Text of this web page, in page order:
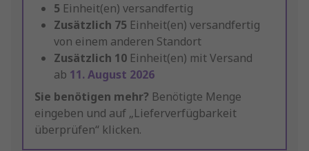
5 Einheit(en) versandfertig
Zusätzlich 75 Einheit(en) versandfertig
von einem anderen Standort
Zusätzlich 10 Einheit(en) mit Versand
ab 11. August 2026
Sie benötigen mehr? Benötigte Menge
eingeben und auf „Lieferverfügbarkeit
überprüfen“ klicken.